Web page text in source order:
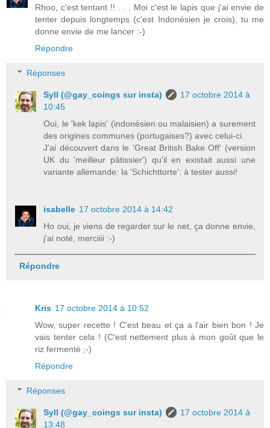
Rhoo, c'est tentant !! . . . Moi c'est le lapis que j'ai envie de
tenter depuis longtemps (c'est Indonésien je crois), tu me
donne envie de me lancer :-)
Répondre
Réponses
Syll (@gay_coings sur insta)
17 octobre 2014 à
10:45
Oui, le 'kek lapis' (indonésien ou malaisien) a surement
des origines communes (portugaises?) avec celui-ci.
J'ai découvert dans le 'Great British Bake Off' (version
UK du 'meilleur pâtissier') qu'il en existait aussi une
variante allemande: la 'Schichttorte': à tester aussi!
isabelle 17 octobre 2014 à 14:42
Ho oui, je viens de regarder sur le net, ça donne envie,
j'ai noté, merciiii :-)
Répondre
Kris 17 octobre 2014 à 10:52
Wow, super recette ! C'est beau et ça a l'air bien bon ! Je
vais tenter cela ! (C'est nettement plus à mon goût que le
riz fermenté ;-)
Répondre
Réponses
Syll (@gay_coings sur insta)
17 octobre 2014 à
13:48